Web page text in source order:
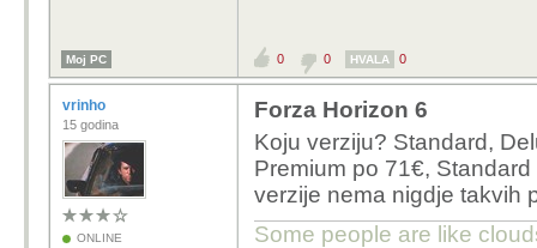
Moj PC 0 0 HVALA 0
vrinho
15 godina
ONLINE
Forza Horizon 6
Koju verziju? Standard,
Premium po 71€,
verzije nema nigdje takvih
Some people are like